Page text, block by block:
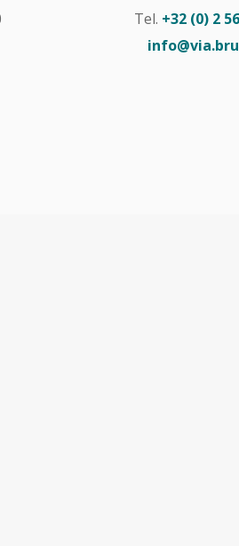
Tel. +32 (0) 2